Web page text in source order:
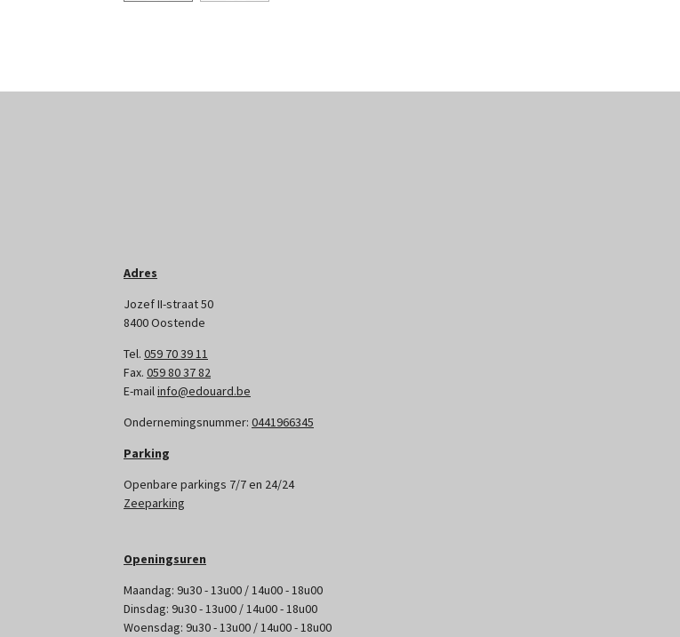
Adres
Jozef II-straat 50
8400 Oostende
Tel. 059 70 39 11
Fax. 059 80 37 82
E-mailinfo@edouard.be
Ondernemingsnummer: 0441966345
Parking
Openbare parkings 7/7 en 24/24
Zeeparking
Openingsuren
Maandag: 9u30 - 13u00 / 14u00 - 18u00
Dinsdag: 9u30 - 13u00 / 14u00 - 18u00
Woensdag: 9u30 - 13u00 / 14u00 - 18u00